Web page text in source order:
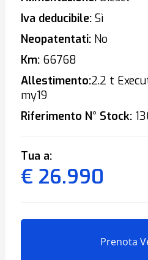
Iva deducibile:Sì
Neopatentati:No
Km:66768
Allestimento:2.2 t
my19
Riferimento N° Stock:
Tua a:
€ 26.990
Prenota